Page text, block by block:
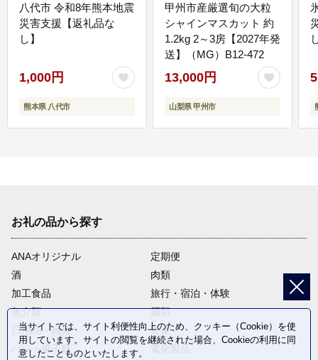
八代市 令和8年熊本地震
災害支援【返礼品な
し】
1,000円
熊本県 八代市
甲州市産厳選旬の大粒
シャインマスカット 約
1.2kg 2～3房【2027年発
送】（MG）B12-472
13,000円
山梨県 甲州市
お礼の品から探す
ANAオリジナル
定期便
酒
肉類
加工食品
旅行・宿泊・体験
魚介類
麺類
日用品・雑貨
野菜
パン・菓子類
当サイトでは、サイト利便性向上のため、クッキー（Cookie）を使
用しています。サイトの閲覧を継続された場合、Cookieの利用に同
意したことものといたします。